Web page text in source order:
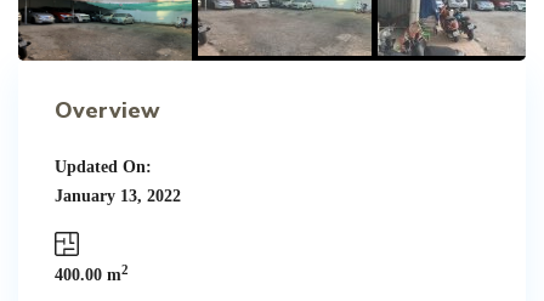
Overview
Updated On:
January 13, 2022
400.00 m2